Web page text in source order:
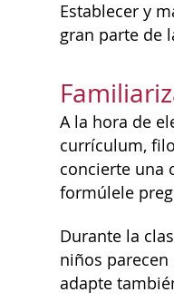
Establecer y
gran parte de
A la hora de
currículum,
concierte una
formúlele
Durante la
niños
adapte